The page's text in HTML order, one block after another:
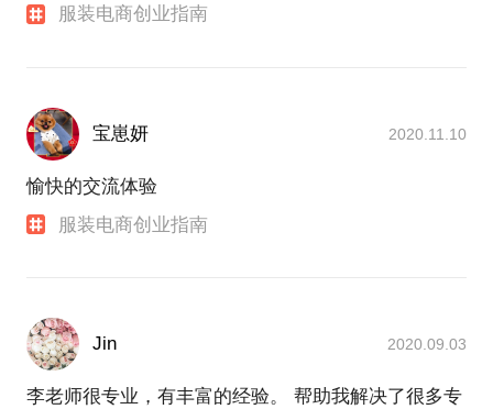
服装电商创业指南
宝崽妍 2020.11.10
愉快的交流体验
服装电商创业指南
Jin 2020.09.03
李老师很专业，有丰富的经验。 帮助我解决了很多专